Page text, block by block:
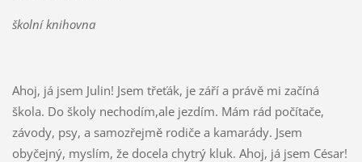
školní knihovna
Ahoj, já jsem Julin! Jsem třeťák, je září a právě mi začíná
škola. Do školy nechodím,ale jezdím. Mám rád počítače,
závody, psy, a samozřejmě rodiče a kamarády. Jsem
obyčejný, myslím, že docela chytrý kluk. Ahoj, já jsem César!